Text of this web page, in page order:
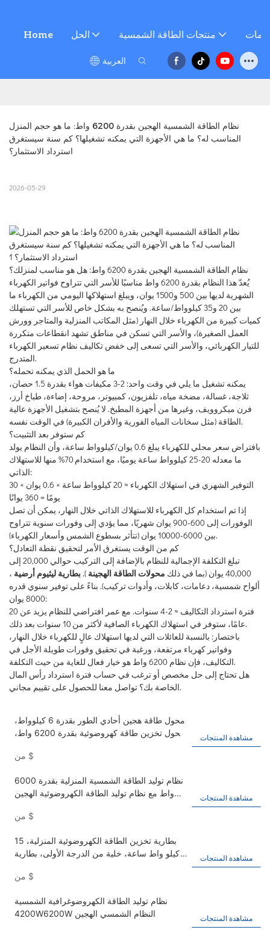
Home الحل منتجات الطاقة الشمسية
العربية
نظام الطاقة الشمسية الهجين بقدرة 6200 واط: ما هو حجم المنزل
المناسب له؟ ما هي الأجهزة التي يمكنه تشغيلها؟ كم سنة سيستغرق
استرداد الاستثمار؟
2026-05-29
نظام الطاقة الشمسية الهجين بقدرة 6200 واط: هل هو مناسب لمنزلك؟
يُعدّ هذا النظام بقدرة 6200 واط مناسبًا للأسر التي تتراوح فواتير الكهرباء
الشهرية لديها بين 500 و1500 يوان، ويبلغ استهلاكها اليومي من الكهرباء ما
بين 20 و35 كيلوواط/ساعة. ويُنصح به بشكل خاص للأسر التي تستهلك
كميات كبيرة من الكهرباء خلال النهار (مثل المكاتب المنزلية والمتاجر وورش
العمل الصغيرة)، والأسر التي تسكن في مناطق تشهد انقطاعات متكررة
للتيار الكهربائي، والأسر التي تسعى إلى خفض تكاليف نظام تسعير الكهرباء
المتدرج.
ما هو الحمل الذي يمكنه تحمله؟
يمكنه تشغيل ما يلي في وقت واحد: 2-3 مكيفات هواء بقدرة 1.5 حصان،
ثلاجة، غسالة، مضخة مياه، تلفزيون، كمبيوتر، مروحة، إضاءة، طباخ أرز،
فرن ميكروويف، وغيرها من أجهزة المطبخ. لا يُنصح بتشغيل الأجهزة عالية
الطاقة (مثل سخانات المياه الفورية والأفران الكبيرة) في الوقت نفسه.
كم ستوفر بعد التثبيت؟
بافتراض سعر محلي للكهرباء يبلغ 0.6 يوان/كيلوواط ساعة، وأن النظام يولد
ما معدله 20-25 كيلوواط ساعة يوميًا، مع استخدام 70% منها للاستهلاك
الذاتي:
التوفير الشهري في استهلاك الكهرباء ≈ 20 كيلوواط ساعة × 0.6 يوان × 30
يومًا = 360 يوانًا
إذا تم استخدام كل الكهرباء للاستهلاك الذاتي خلال النهار، يمكن أن تصل
الوفورات إلى 600-900 يوان شهريًا، مما يؤدي إلى وفورات سنوية تتراوح
بين 6000-10000 يوان (تتأثر بسطوع الشمس وأسعار الكهرباء).
كم من الوقت يستغرق الأمر لتحقيق نقطة التعادل؟
تبلغ التكلفة الإجمالية للنظام بالإضافة إلى التركيب حوالي 20,000 إلى
40,000 يوان (بما في ذلك
محولات الطاقة الهجينة ).بطارية ليثيوم أرضية ،
ألواح شمسية، دعامات، كابلات، وأدوات تركيب). بناءً على توفير سنوي قدره
8000 يوان:
فترة استرداد التكاليف ≈ 2-4 سنوات. مع عمر افتراضي للنظام يزيد عن 20
عامًا، ستوفر في استهلاك الكهرباء الصافية لأكثر من 10 سنوات بعد ذلك.
باختصار: بالنسبة للعائلات التي لديها استهلاك عالٍ للكهرباء خلال النهار،
وفواتير كهرباء مرتفعة، ورغبة في تحقيق وفورات طويلة الأجل في
التكاليف، فإن نظام 6200 واط هو خيار فعال للغاية من حيث التكلفة.
هل تحتاج إلى حل مخصص أو ترغب في حساب فترة استرداد رأس المال
الخاصة بك؟ تواصل معنا للحصول على تقييم مجاني.
محول طاقة هجين أحادي الطور بقدرة 6 كيلوواط،
محول تخزين طاقة كهروضوئية بقدرة 6200 واط،
$
مشاهدة المنتجات
نظام توليد الطاقة الشمسية المنزلية بقدرة 6000
واط مع نظام توليد الطاقة الكهروضوئية الهجين
$
مشاهدة المنتجات
بطارية تخزين الطاقة الكهروضوئية المنزلية، 15
كيلو واط ساعة، خلية من الدرجة الأولى، بطارية
$
مشاهدة المنتجات
نظام توليد الطاقة الكهروضوغرافية الشمسية
4200W6200W النظام الشمسي الهجين
مشاهدة المنتجات